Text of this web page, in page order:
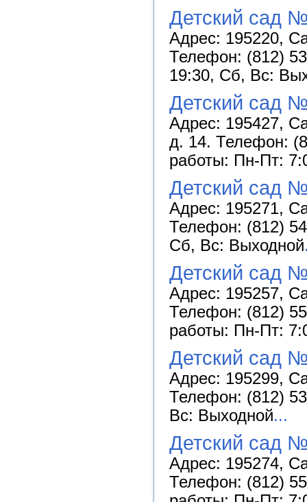
Детский сад
Адрес: 195220,
Телефон: (812)
19:30, Сб, Вс:
Детский сад
Адрес: 195427,
д. 14. Телефон:
работы: Пн-Пт:
Детский сад
Адрес: 195271,
Телефон: (812)
Сб, Вс: Выходной
Детский сад
Адрес: 195257,
Телефон: (812)
работы: Пн-Пт:
Детский сад
Адрес: 195299,
Телефон: (812)
Вс: Выходной...
Детский сад
Адрес: 195274,
Телефон: (812)